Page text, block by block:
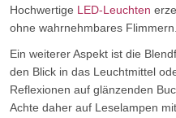
Hochwertige LED-Leuchten
ohne wahrnehmbares Flimmern.
Ein weiterer Aspekt ist die
den Blick in das Leuchtmittel
Reflexionen auf glänzenden
Achte daher auf Leselampen